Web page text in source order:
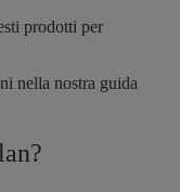
prodotti per
nella nostra guida